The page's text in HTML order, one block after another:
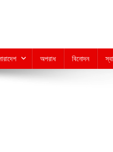
অপরাধ বিনোদন